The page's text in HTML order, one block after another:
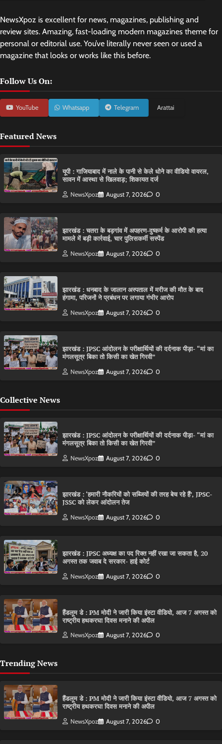
NewsXpoz is excellent for news, magazines, publishing and
review sites. Amazing, fast-loading modern magazines theme for
personal or editorial use. You’ve literally never seen or used a
magazine that looks or works like this before.
Follow Us On:
YouTube Whatsapp Telegram Arattai
Featured News
यूपी : गाजियाबाद में नाले के पानी से केले धोने का वीडियो वायरल,
सावन में आस्था से खिलवाड़; शिकायत दर्ज
NewsXpoz August 7, 2026 0
झारखंड : चतरा के बड़गांव में अपहरण-दुष्कर्म के आरोपी की हत्या
मामले में बड़ी कार्रवाई, चार पुलिसकर्मी सस्पेंड
NewsXpoz August 7, 2026 0
झारखंड : धनबाद के जालान अस्पताल में मरीज की मौत के बाद
हंगामा, परिजनों ने प्रबंधन पर लगाया गंभीर आरोप
NewsXpoz August 7, 2026 0
झारखंड : JPSC आंदोलन के परीक्षार्थियों की दर्दनाक पीड़ा- “मां का
मंगलसूत्र बिका तो किसी का खेत गिरवी”
NewsXpoz August 7, 2026 0
Collective News
झारखंड : JPSC आंदोलन के परीक्षार्थियों की दर्दनाक पीड़ा- “मां का
मंगलसूत्र बिका तो किसी का खेत गिरवी”
NewsXpoz August 7, 2026 0
झारखंड : ‘हमारी नौकरियों को सब्जियों की तरह बेच रहे हैं’, JPSC-
JSSC को लेकर आंदोलन तेज
NewsXpoz August 7, 2026 0
झारखंड : JPSC अध्यक्ष का पद रिक्त नहीं रखा जा सकता है, 20
अगस्त तक जवाब दे सरकार- हाई कोर्ट
NewsXpoz August 7, 2026 0
हैंडलूम डे : PM मोदी ने जारी किया इंस्टा वीडियो, आज 7 अगस्त को
राष्ट्रीय हथकरघा दिवस मनाने की अपील
NewsXpoz August 7, 2026 0
Trending News
हैंडलूम डे : PM मोदी ने जारी किया इंस्टा वीडियो, आज 7 अगस्त को
राष्ट्रीय हथकरघा दिवस मनाने की अपील
NewsXpoz August 7, 2026 0